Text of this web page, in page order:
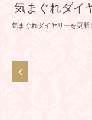
気まぐれダイ
気まぐれダイヤリーを更新